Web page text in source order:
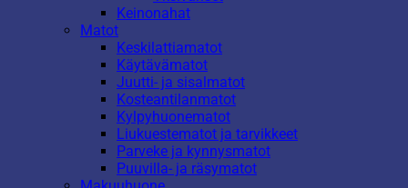
Keinonahat
Matot
Keskilattiamatot
Käytävämatot
Juutti- ja sisalmatot
Kosteantilanmatot
Kylpyhuonematot
Liukuestematot ja tarvikkeet
Parveke ja kynnysmatot
Puuvilla- ja räsymatot